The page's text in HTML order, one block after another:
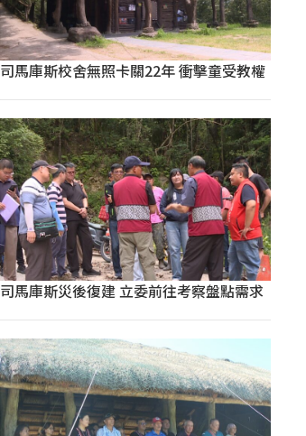
司馬庫斯校舍無照卡關22年 衝擊童受教權
司馬庫斯災後復建 立委前往考察盤點需求